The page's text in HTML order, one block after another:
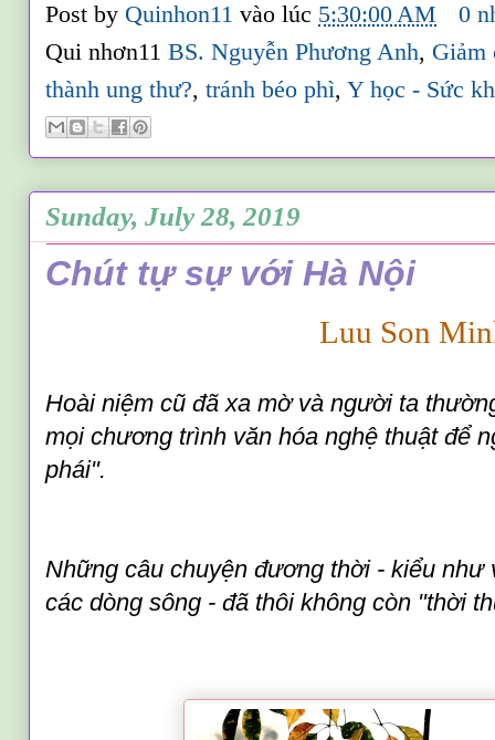
Post by Quinhon11vào lúc 5:30:00 AM
0
Qui nhơn11BS. Nguyễn Phương Anh, Giảm
thành ung thư?,tránh béo phì,Y học - Sức
Sunday, July 28, 2019
Chút tự sự với Hà Nội
Luu Son
Hoài niệm cũ đã xa mờ và người ta
mọi chương trình văn hóa nghệ thuật để
phái".
Những câu chuyện đương thời - kiểu như
các dòng sông - đã thôi không còn "thời